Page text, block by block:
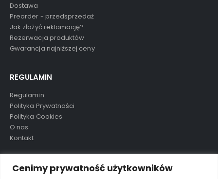
Cenimy prywatność użytkowników
Dostawa
Preorder - przedsprzedaż
Jak złożyć reklamację?
Rezerwacja produktów
Gwarancja najniższej ceny
REGULAMIN
Regulamin
Polityka Prywatności
Polityka Cookies
O nas
Kontakt
TAGI